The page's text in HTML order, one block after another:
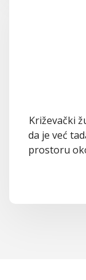
Križevački
da je već
prostoru